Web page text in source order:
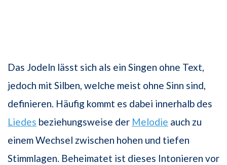
Das Jodeln lässt sich als ein Singen ohne Text,
jedoch mit Silben, welche meist ohne Sinn sind,
definieren. Häufig kommt es dabei innerhalb des
Liedes beziehungsweise der Melodie auch zu
einem Wechsel zwischen hohen und tiefen
Stimmlagen. Beheimatet ist dieses Intonieren vor